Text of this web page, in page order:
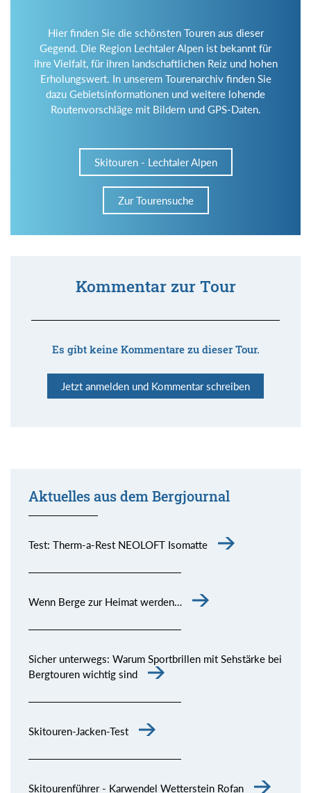
Hier finden Sie die schönsten Touren aus dieser
Gegend. Die Region Lechtaler Alpen ist bekannt für
ihre Vielfalt, für ihren landschaftlichen Reiz und hohen
Erholungswert. In unserem Tourenarchiv finden Sie
dazu Gebietsinformationen und weitere lohende
Routenvorschläge mit Bildern und GPS-Daten.
Skitouren - Lechtaler Alpen
Zur Tourensuche
Kommentar zur Tour
Es gibt keine Kommentare zu dieser Tour.
Jetzt anmelden und Kommentar schreiben
Aktuelles aus dem Bergjournal
Test: Therm-a-Rest NEOLOFT Isomatte
Wenn Berge zur Heimat werden…
Sicher unterwegs: Warum Sportbrillen mit Sehstärke bei
Bergtouren wichtig sind
Skitouren-Jacken-Test
Skitourenführer - Karwendel Wetterstein Rofan